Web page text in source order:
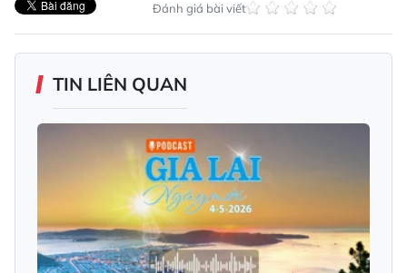
Đánh giá bài viết
TIN LIÊN QUAN